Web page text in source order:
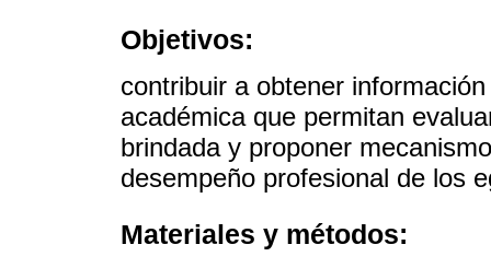
Objetivos:
contribuir a obtener
académica que permitan
brindada y proponer
desempeño profesional de los
Materiales y métodos: